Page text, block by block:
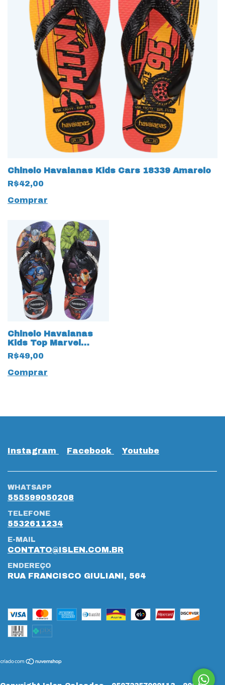
Chinelo Havaianas Kids Cars 18339 Amarelo
R$42,00
Comprar
Chinelo Havaianas
Kids Top Marvel
Vingadores 18329
Preto
R$49,00
Comprar
Instagram Facebook Youtube
WHATSAPP
555599050208
TELEFONE
5532611234
E-MAIL
CONTATO@ISLEN.COM.BR
ENDEREÇO
RUA FRANCISCO GIULIANI, 564